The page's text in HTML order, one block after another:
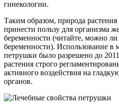
гинекологии.
Таким образом, природа
принести пользу для организма
беременности (читайте, можно
беременности). Использование в
петрушки было разрешено до
растения строго
активного воздействия на
органов.